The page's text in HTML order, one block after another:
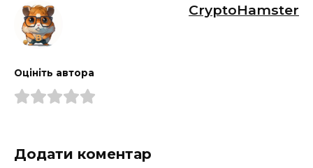
CryptoHamster
Оцініть автора
Додати коментар